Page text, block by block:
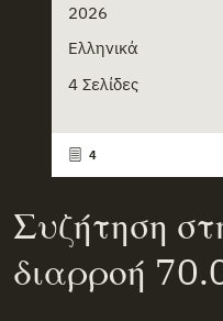
2026
Ελληνικά
4 Σελίδες
4
Συζήτηση
διαρροή